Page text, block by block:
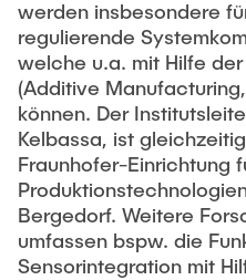
werden insbesondere
regulierende
welche u.a. mit Hilfe
(Additive
können. Der
Kelbassa, ist
Fraunhofer-Einrichtung
Bergedorf. Weitere
umfassen bspw. die
Sensorintegration mit